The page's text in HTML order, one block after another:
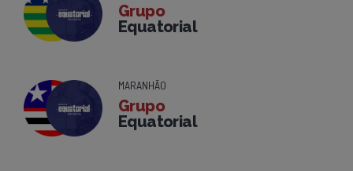
Grupo
Equatorial
MARANHÃO
Grupo
Equatorial